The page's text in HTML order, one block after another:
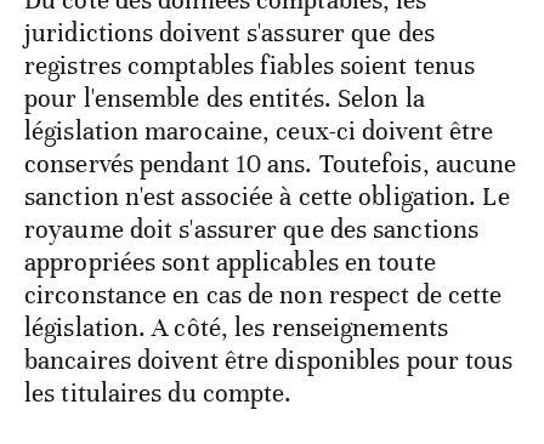
juridictions doivent s'assurer que des
registres comptables fiables soient tenus
pour l'ensemble des entités. Selon la
législation marocaine, ceux-ci doivent être
conservés pendant 10 ans. Toutefois, aucune
sanction n'est associée à cette obligation. Le
royaume doit s'assurer que des sanctions
appropriées sont applicables en toute
circonstance en cas de non respect de cette
législation. A côté, les renseignements
bancaires doivent être disponibles pour tous
les titulaires du compte.